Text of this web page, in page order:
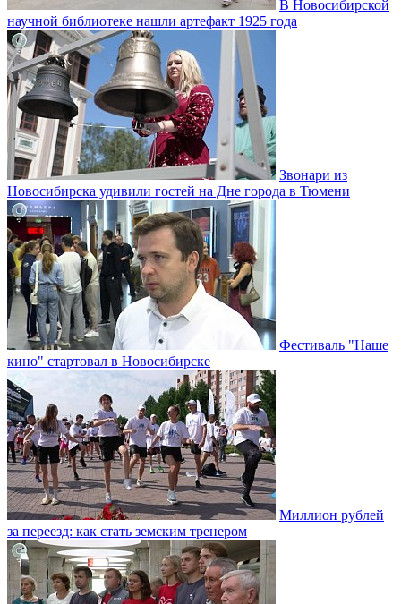
В Новосибирской
научной библиотеке нашли артефакт 1925 года
Звонари из
Новосибирска удивили гостей на Дне города в Тюмени
Фестиваль "Наше
кино" стартовал в Новосибирске
Миллион рублей
за переезд: как стать земским тренером